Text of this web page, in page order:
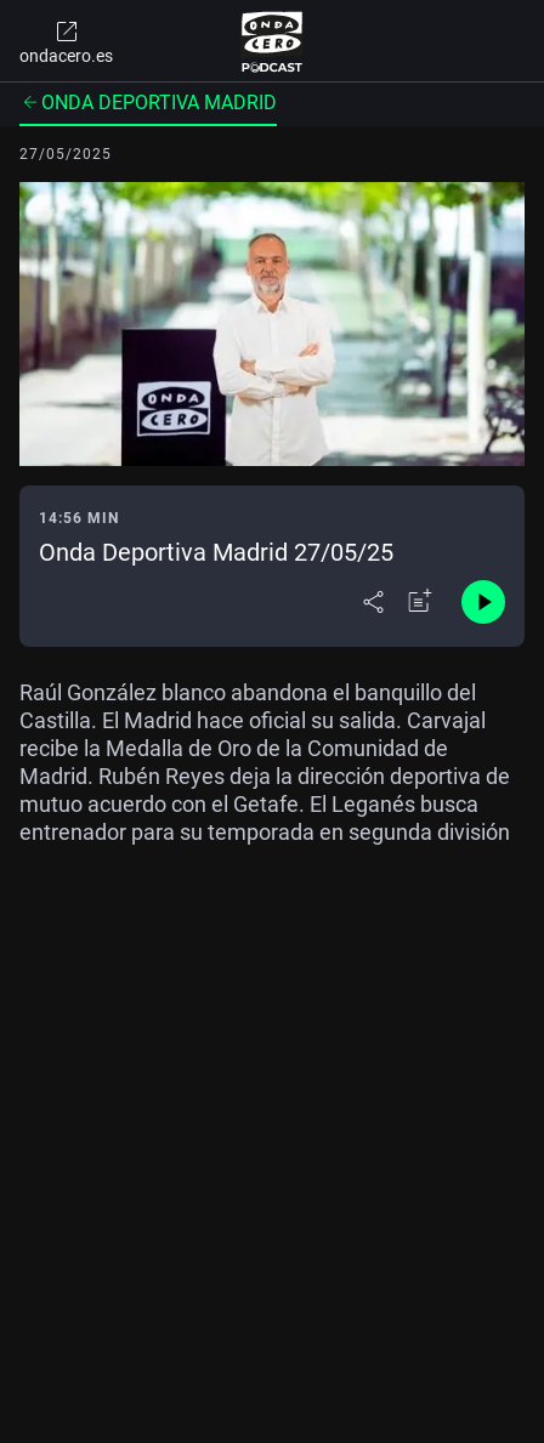
ondacero.es
ONDA DEPORTIVA MADRID
27/05/2025
14:56 MIN
Onda Deportiva Madrid 27/05/25
Raúl González blanco abandona el banquillo del
Castilla. El Madrid hace oficial su salida. Carvajal
recibe la Medalla de Oro de la Comunidad de
Madrid. Rubén Reyes deja la dirección deportiva de
mutuo acuerdo con el Getafe. El Leganés busca
entrenador para su temporada en segunda división